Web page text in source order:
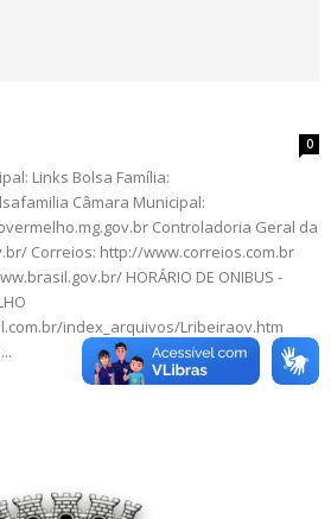
0
Links Bolsa Família:
Câmara Municipal:
Controladoria Geral da
Correios: http://www.correios.com.br
HORÁRIO DE ONIBUS -
index_arquivos/Lribeiraov.htm